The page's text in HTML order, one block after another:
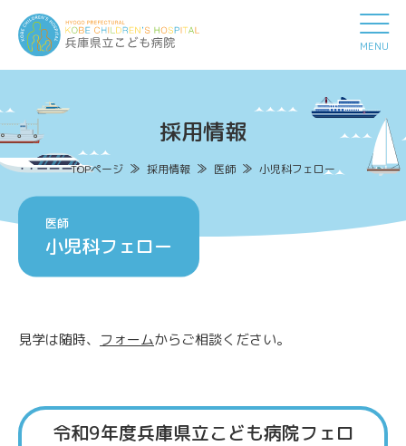
MENU
採用情報
医師
小児科フェロー
TOPページ 採用情報 医師 小児科フェロー
見学は随時、 フォームからご相談ください。
令和9年度兵庫県立こども病院フェロ